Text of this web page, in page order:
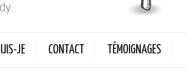
JE CONTACT TÉMOIGNAGES